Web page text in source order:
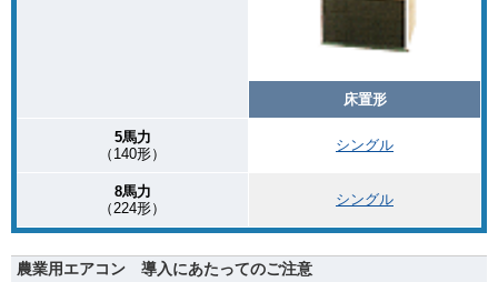
床置形
5馬力
（140形）
シングル
8馬力
（224形）
シングル
農業用エアコン 導入にあたってのご注意